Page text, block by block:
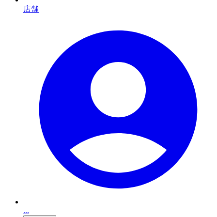
店舗
...